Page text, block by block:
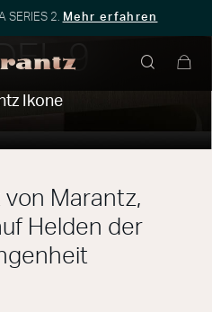
SERIES 2. Mehr erfahren
9
Ikone
von Marantz,
Helden der